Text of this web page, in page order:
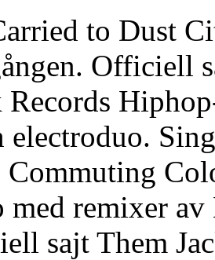
to Dust
Officiell
electroduo.
Commuting
med remixer
sajt Them